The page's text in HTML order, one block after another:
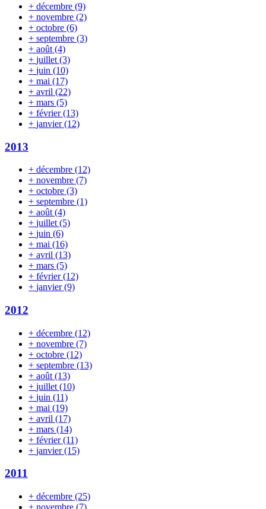
+ décembre (9)
+ novembre (2)
+ octobre (6)
+ septembre (3)
+ août (4)
+ juillet (3)
+ juin (10)
+ mai (17)
+ avril (22)
+ mars (5)
+ février(13)
+ janvier(12)
2013
+ décembre (12)
+ novembre (7)
+ octobre (3)
+ septembre (1)
+ août (4)
+ juillet (5)
+ juin (6)
+ mai (16)
+ avril (13)
+ mars (5)
+ février(12)
+ janvier(9)
2012
+ décembre (12)
+ novembre (7)
+ octobre (12)
+ septembre (13)
+ août (13)
+ juillet (10)
+ juin (11)
+ mai (19)
+ avril (17)
+ mars (14)
+ février(11)
+ janvier(15)
2011
+ décembre (25)